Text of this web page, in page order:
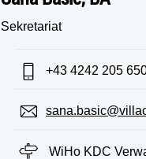
Sekretariat
Telefon:
+43 4242 205
E-Mail:
Standort:
WiHo KDC